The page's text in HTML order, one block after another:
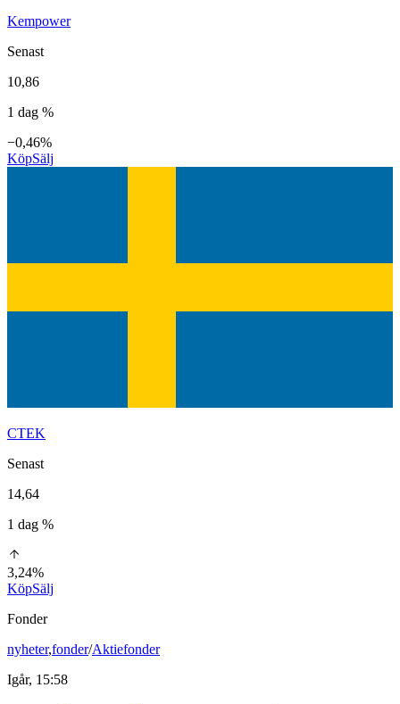
Kempower
Senast
10,86
1 dag %
−0,46%
KöpSälj
CTEK
Senast
14,64
1 dag %
3,24%
KöpSälj
Fonder
nyheter,fonder/Aktiefonder
Igår, 15:58